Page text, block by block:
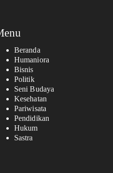
Beranda
Humaniora
Bisnis
Politik
Seni Budaya
Kesehatan
Pariwisata
Pendidikan
Hukum
Sastra